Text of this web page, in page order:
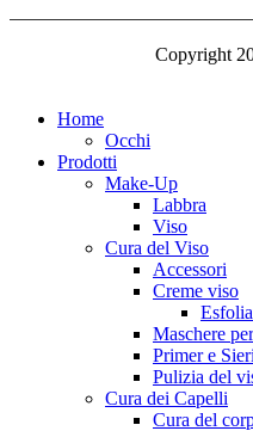
Copyright
Home
Occhi
Prodotti
Make-Up
Labbra
Viso
Cura del Viso
Accessori
Creme viso
Maschere
Primer e
Pulizia del
Cura dei Capelli
Cura del